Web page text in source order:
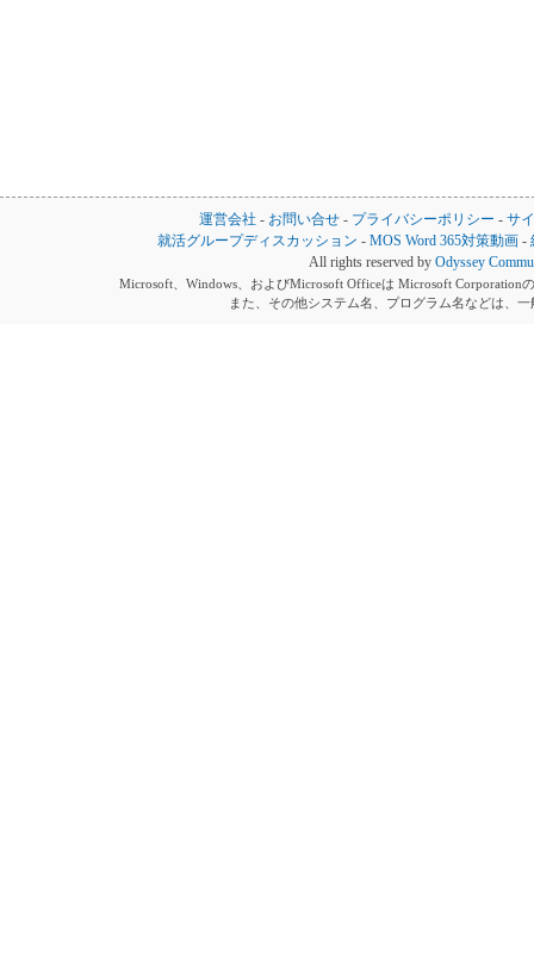
運営会社 - お問い合せ - プライバシーポリシー - サ
就活グループディスカッション -MOS Word 365対策動画 -
All rights reserved by Odyssey
Microsoft、Windows、およびMicrosoft Officeは Microsoft Corporation
また、その他システム名、プログラム名などは、